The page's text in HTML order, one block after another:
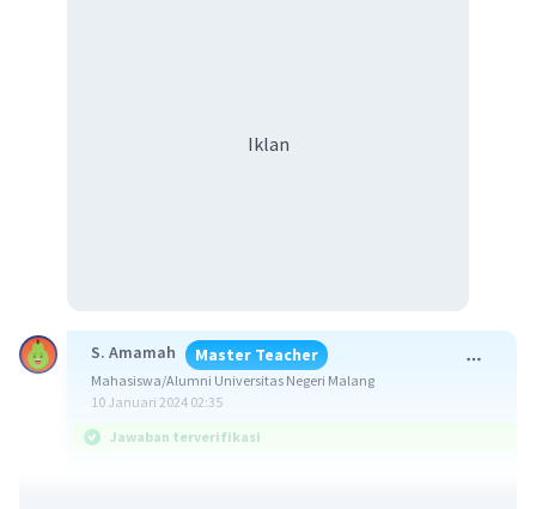
Iklan
S. Amamah Master Teacher
Mahasiswa/Alumni Universitas Negeri Malang
10 Januari 2024 02:35
Jawaban terverifikasi